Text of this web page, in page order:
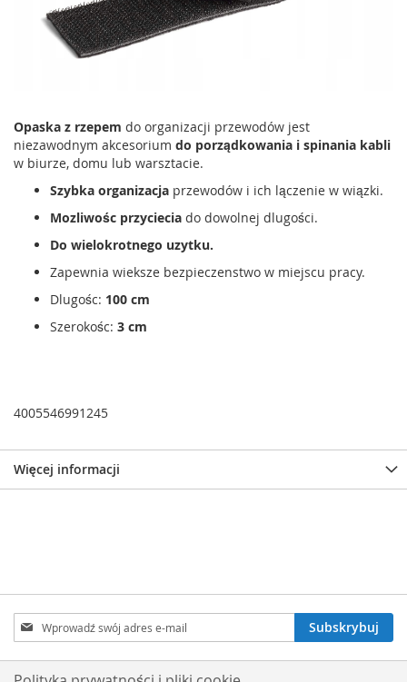
Opaska z rzepem do organizacji przewodów jest
niezawodnym akcesorium do porządkowania i spinania kabli
w biurze, domu lub warsztacie.
Szybka organizacja przewodów i ich lączenie w wiązki.
Mozliwośc przyciecia do dowolnej dlugości.
Do wielokrotnego uzytku.
Zapewnia wieksze bezpieczenstwo w miejscu pracy.
Dlugośc: 100 cm
Szerokośc: 3 cm
4005546991245
Więcej informacji
Subskrybuj
nasz
newsletter:
Subskrybuj